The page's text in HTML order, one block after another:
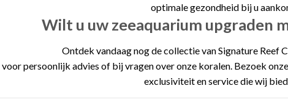
optimale gezondheid bij u
Wilt u uw zeeaquarium upgraden
Ontdek vandaag nog de collectie van Signature Reef
persoonlijk advies of bij vragen over onze koralen. Bezoek
exclusiviteit en service die wij